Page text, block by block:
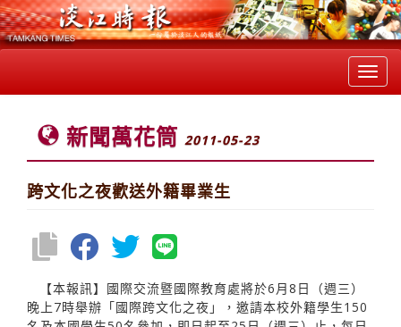
新聞萬花筒 2011-05-23
跨文化之夜歡送外籍畢業生
【本報訊】國際交流暨國際教育處將於6月8日（週三）
晚上7時舉辦「國際跨文化之夜」，邀請本校外籍學生150